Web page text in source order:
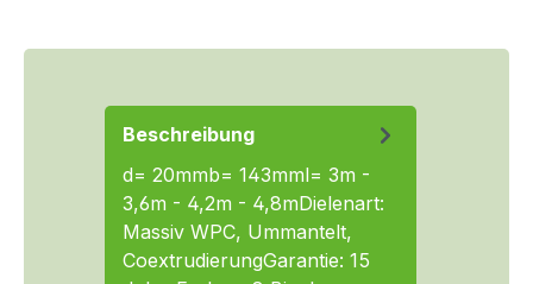
Beschreibung
d= 20mmb= 143mml= 3m -
3,6m - 4,2m - 4,8mDielenart:
Massiv WPC, Ummantelt,
CoextrudierungGarantie: 15